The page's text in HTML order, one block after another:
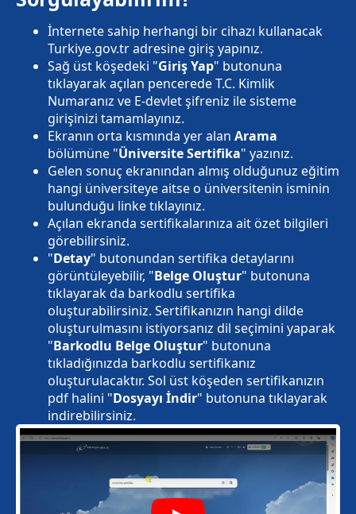
İnternete sahip herhangi bir cihazı kullanacak
Turkiye.gov.tr adresine giriş yapınız.
Sağ üst köşedeki "Giriş Yap" butonuna
tıklayarak açılan pencerede T.C. Kimlik
Numaranız ve E-devlet şifreniz ile sisteme
girişinizi tamamlayınız.
Ekranın orta kısmında yer alan Arama
bölümüne "Üniversite Sertifika" yazınız.
Gelen sonuç ekranından almış olduğunuz eğitim
hangi üniversiteye aitse o üniversitenin isminin
bulunduğu linke tıklayınız.
Açılan ekranda sertifikalarınıza ait özet bilgileri
görebilirsiniz.
"Detay" butonundan sertifika detaylarını
görüntüleyebilir, "Belge Oluştur" butonuna
tıklayarak da barkodlu sertifika
oluşturabilirsiniz. Sertifikanızın hangi dilde
oluşturulmasını istiyorsanız dil seçimini yaparak
"Barkodlu Belge Oluştur" butonuna
tıkladığınızda barkodlu sertifikanız
oluşturulacaktır. Sol üst köşeden sertifikanızın
pdf halini "Dosyayı İndir" butonuna tıklayarak
indirebilirsiniz.